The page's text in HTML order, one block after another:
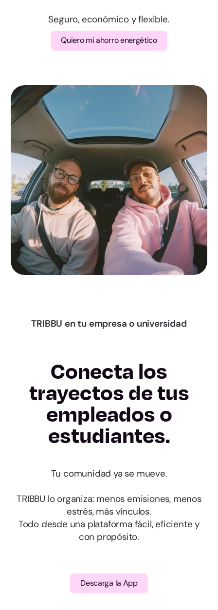
Valencia
Badajoz
A Coruña
Lugo
Ourense
Pontevedra
Madrid
Murcia
Navarra
Gipuzkoa
La Rioja
Ceuta
Melilla
Cádiz
Córdoba
Granada
Huelva
Jaén
Seguro, económico y flexible.
Quiero mi ahorro energético
TRIBBU en tu empresa o universidad
Conecta los
trayectos de tus
empleados o
estudiantes.
Tu comunidad ya se mueve.
TRIBBU lo organiza: menos emisiones, menos
estrés, más vínculos.
Todo desde una plataforma fácil, eficiente y
con propósito.
Descarga la App